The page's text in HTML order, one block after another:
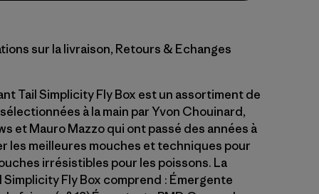
sur la livraison, Retours & Echanges
Tail Simplicity Fly Box est un assortiment de
à la main par Yvon Chouinard,
et Mauro Mazzo qui ont passé des années à
les meilleures mouches et techniques pour
irrésistibles pour les poissons. La
Simplicity Fly Box comprend : Émergente